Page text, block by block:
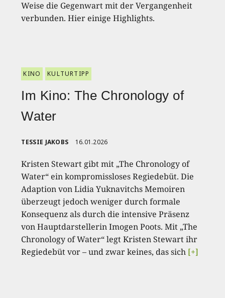
Weise die Gegenwart mit der Vergangenheit
verbunden. Hier einige Highlights.
KINO KULTURTIPP
Im Kino: The Chronology of
Water
TESSIE JAKOBS 16.01.2026
Kristen Stewart gibt mit „The Chronology of
Water“ ein kompromissloses Regiedebüt. Die
Adaption von Lidia Yuknavitchs Memoiren
überzeugt jedoch weniger durch formale
Konsequenz als durch die intensive Präsenz
von Hauptdarstellerin Imogen Poots. Mit „The
Chronology of Water“ legt Kristen Stewart ihr
Regiedebüt vor – und zwar keines, das sich [+]